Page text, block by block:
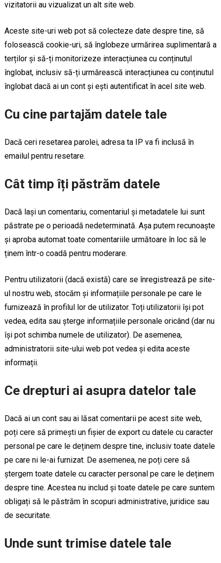
vizitatorii au vizualizat un alt site web.
Aceste site-uri web pot să colecteze date despre tine, să
folosească cookie-uri, să înglobeze urmărirea suplimentară a
terților și să-ți monitorizeze interacțiunea cu conținutul
înglobat, inclusiv să-ți urmărească interacțiunea cu conținutul
înglobat dacă ai un cont și ești autentificat în acel site web.
Cu cine partajăm datele tale
Dacă ceri resetarea parolei, adresa ta IP va fi inclusă în
emailul pentru resetare.
Cât timp îți păstrăm datele
Dacă lași un comentariu, comentariul și metadatele lui sunt
păstrate pe o perioadă nedeterminată. Așa putem recunoaște
și aproba automat toate comentariile următoare în loc să le
ținem într-o coadă pentru moderare.
Pentru utilizatorii (dacă există) care se înregistrează pe site-
ul nostru web, stocăm și informațiile personale pe care le
furnizează în profilul lor de utilizator. Toți utilizatorii își pot
vedea, edita sau șterge informațiile personale oricând (dar nu
își pot schimba numele de utilizator). De asemenea,
administratorii site-ului web pot vedea și edita aceste
informații.
Ce drepturi ai asupra datelor tale
Dacă ai un cont sau ai lăsat comentarii pe acest site web,
poți cere să primești un fișier de export cu datele cu caracter
personal pe care le deținem despre tine, inclusiv toate datele
pe care ni le-ai furnizat. De asemenea, ne poți cere să
ștergem toate datele cu caracter personal pe care le deținem
despre tine. Acestea nu includ și toate datele pe care suntem
obligați să le păstrăm în scopuri administrative, juridice sau
de securitate.
Unde sunt trimise datele tale